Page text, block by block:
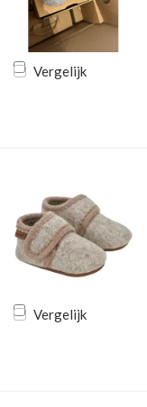
Vergelijk
Vergelijk